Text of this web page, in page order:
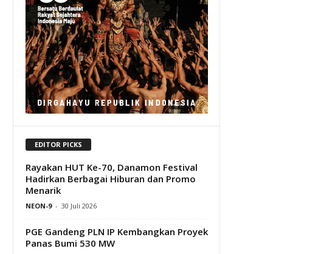
EDITOR PICKS
Rayakan HUT Ke-70, Danamon Festival
Hadirkan Berbagai Hiburan dan Promo
Menarik
NEON-9 - 30 Juli 2026
PGE Gandeng PLN IP Kembangkan Proyek
Panas Bumi 530 MW